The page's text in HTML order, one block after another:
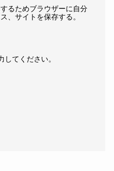
るためブラウザーに自分
、サイトを保存する。
してください。